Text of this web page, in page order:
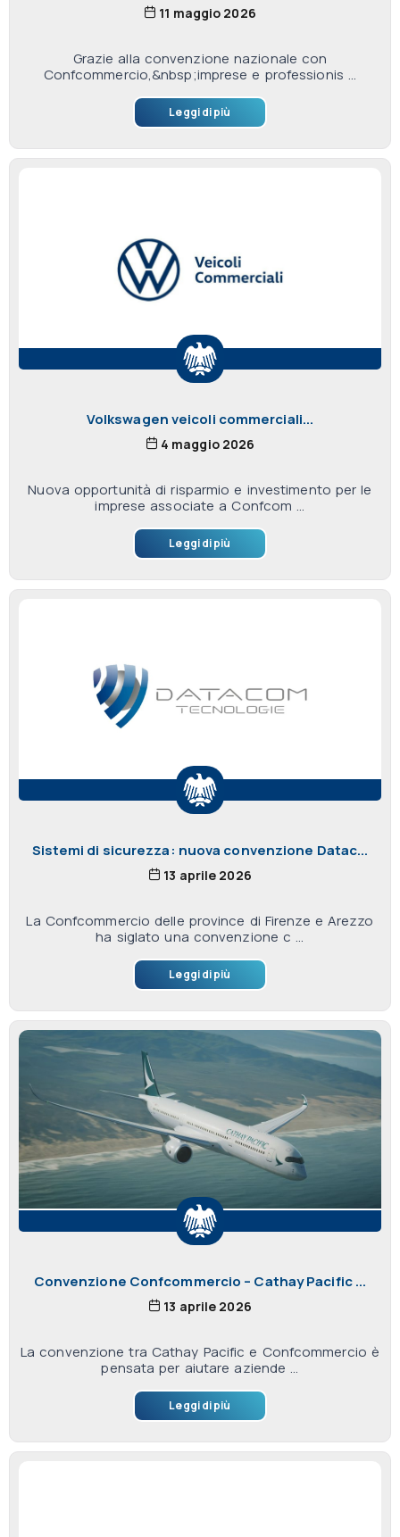
11 maggio 2026
Grazie alla convenzione nazionale con
Confcommercio,&nbsp;imprese e professionis ...
Leggi di più
Volkswagen veicoli commerciali...
4 maggio 2026
Nuova opportunità di risparmio e investimento per le
imprese associate a Confcom ...
Leggi di più
Sistemi di sicurezza: nuova convenzione Datac...
13 aprile 2026
La Confcommercio delle province di Firenze e Arezzo
ha siglato una convenzione c ...
Leggi di più
Convenzione Confcommercio – Cathay Pacific ...
13 aprile 2026
La convenzione tra Cathay Pacific e Confcommercio è
pensata per aiutare aziende ...
Leggi di più